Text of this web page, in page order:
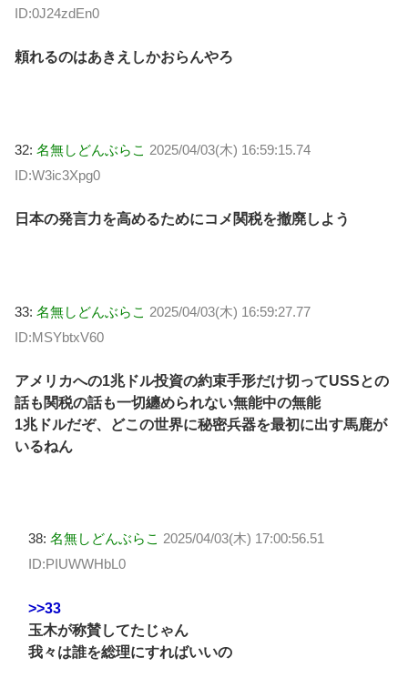
ID:0J24zdEn0
頼れるのはあきえしかおらんやろ
32: 名無しどんぶらこ 2025/04/03(木) 16:59:15.74
ID:W3ic3Xpg0
日本の発言力を高めるためにコメ関税を撤廃しよう
33: 名無しどんぶらこ 2025/04/03(木) 16:59:27.77
ID:MSYbtxV60
アメリカへの1兆ドル投資の約束手形だけ切ってUSSとの
話も関税の話も一切纏められない無能中の無能
1兆ドルだぞ、どこの世界に秘密兵器を最初に出す馬鹿が
いるねん
38: 名無しどんぶらこ 2025/04/03(木) 17:00:56.51
ID:PIUWWHbL0
>>33
玉木が称賛してたじゃん
我々は誰を総理にすればいいの